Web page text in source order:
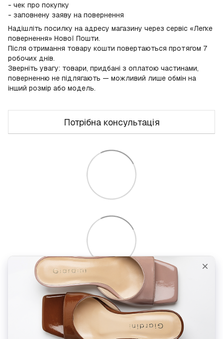
- чек про покупку
- заповнену заяву на повернення
Надішліть посилку на адресу магазину через сервіс «Легке
повернення» Нової Пошти.
Після отримання товару кошти повертаються протягом 7
робочих днів.
Зверніть увагу: товари, придбані з оплатою частинами,
поверненню не підлягають — можливий лише обмін на
інший розмір або модель.
Потрібна консультація